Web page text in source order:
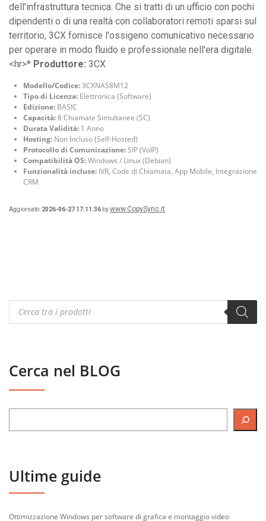
dell'infrastruttura tecnica. Che si tratti di un ufficio con pochi
dipendenti o di una realtà con collaboratori remoti sparsi sul
territorio, 3CX fornisce l'ossigeno comunicativo necessario
per operare in modo fluido e professionale nell'era digitale.
<hr>* Produttore: 3CX
Modello/Codice:3CXNAS8M12
Tipo di Licenza: Elettronica (Software)
Edizione: BASIC
Capacità:8 Chiamate Simultanee (SC)
Durata Validità: 1 Anno
Hosting: Non Incluso (Self-Hosted)
Protocollo di Comunicazione:SIP (VoIP)
Compatibilità OS:Windows / Linux (Debian)
Funzionalità incluse: IVR, Code di Chiamata, App Mobile, Integrazione
CRM
Aggiornato: 2026-06-27 17:11:36 bywww.CopySync.it
Products
search
Cerca nel BLOG
Ultime guide
Ottimizzazione Windows per software di grafica e montaggio video